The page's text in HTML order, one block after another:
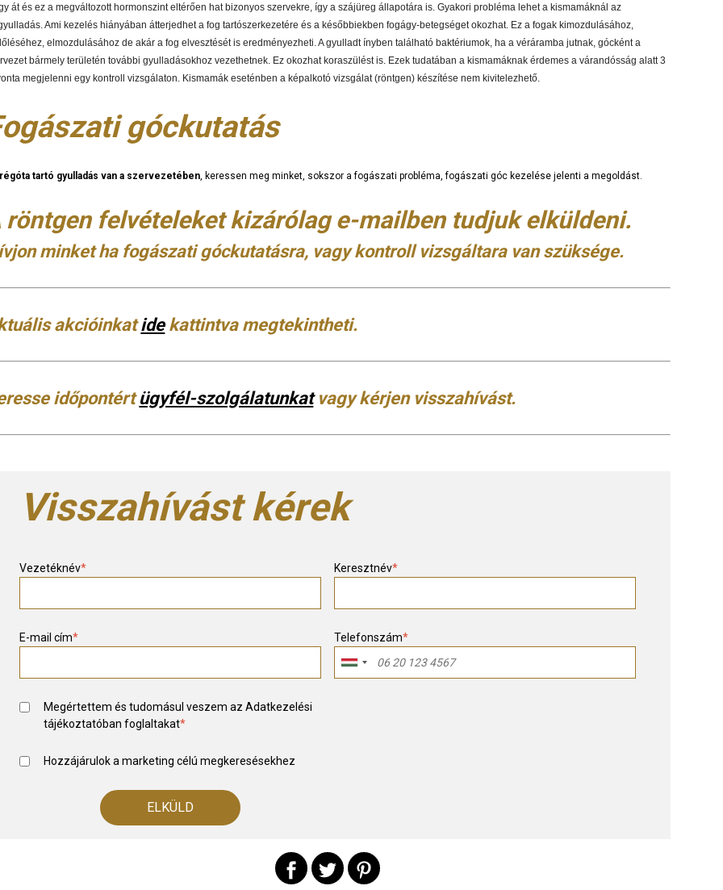
át és ez a megváltozott hormonszint eltérően hat bizonyos szervekre, így a szájüreg állapotára is. Gyakori probléma lehet a kismamáknál az
Ami kezelés hiányában átterjedhet a fog tartószerkezetére és a későbbiekben fogágy-betegséget okozhat. Ez a fogak kimozdulásához,
elmozdulásához de akár a fog elvesztését is eredményezheti. A gyulladt ínyben található baktériumok, ha a véráramba jutnak, gócként a
bármely területén további gyulladásokhoz vezethetnek. Ez okozhat koraszülést is. Ezek tudatában a kismamáknak érdemes a várandósság alatt 3
megjelenni egy kontroll vizsgálaton. Kismamák eseténben a képalkotó vizsgálat (röntgen) készítése nem kivitelezhető.
góckutatás
tartó gyulladás van a szervezetében , keressen meg minket, sokszor a fogászati probléma, fogászati góc kezelése jelenti a megoldást.
röntgen felvételeket kizárólag e-mailben tudjuk elküldeni.
minket ha fogászati góckutatásra, vagy kontroll vizsgáltara van szüksége.
akcióinkatidekattintva megtekintheti.
időpontértügyfél-szolgálatunkatvagy kérjen visszahívást.
Visszahívást kérek
Vezetéknév* Keresztnév*
E-mail cím* Telefonszám*
Megértettem és tudomásul veszem az Adatkezelési
tájékoztatóban foglaltakat*
Hozzájárulok a marketing célú megkeresésekhez